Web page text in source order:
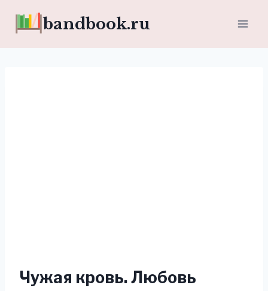
bandbook.ru
Чужая кровь. Любовь